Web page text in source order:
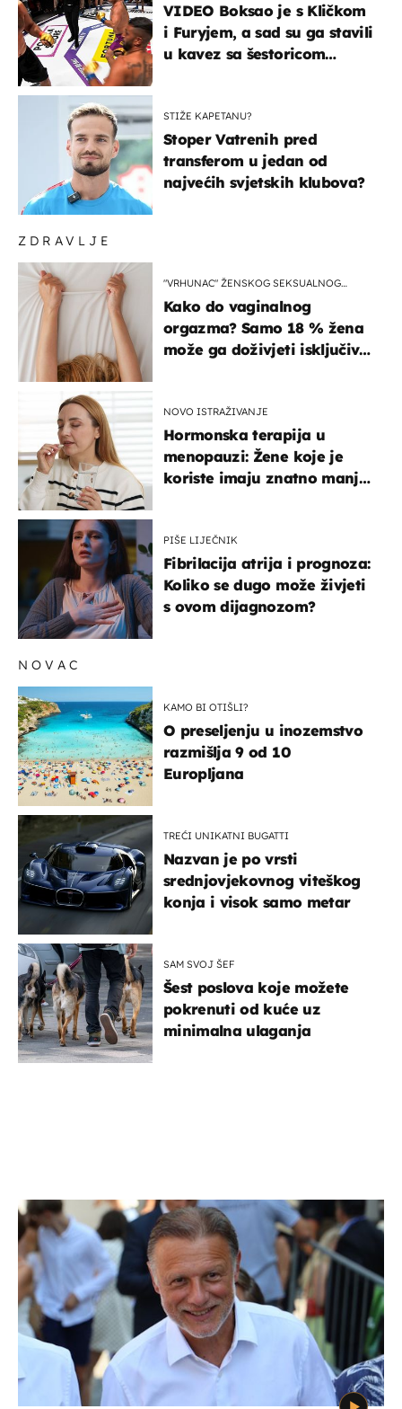
ZDRAVLJE
"VRHUNAC" ŽENSKOG SEKSUALNOG
Kako do vaginalnog
orgazma? Samo 18 % žena
može ga doživjeti isključivo
NOVO ISTRAŽIVANJE
Hormonska terapija u
menopauzi: Žene koje je
koriste imaju znatno manji
PIŠE LIJEČNIK
Fibrilacija atrija i prognoza:
Koliko se dugo može živjeti
s ovom dijagnozom?
VIDEO Boksao je s Kličkom
i Furyjem, a sad su ga stavili
u kavez sa šestoricom
STIŽE KAPETANU?
Stoper Vatrenih pred
transferom u jedan od
najvećih svjetskih klubova?
NOVAC
KAMO BI OTIŠLI?
O preseljenju u inozemstvo
razmišlja 9 od 10
Europljana
TREĆI UNIKATNI BUGATTI
Nazvan je po vrsti
srednjovjekovnog viteškog
konja i visok samo metar
SAM SVOJ ŠEF
Šest poslova koje možete
pokrenuti od kuće uz
minimalna ulaganja